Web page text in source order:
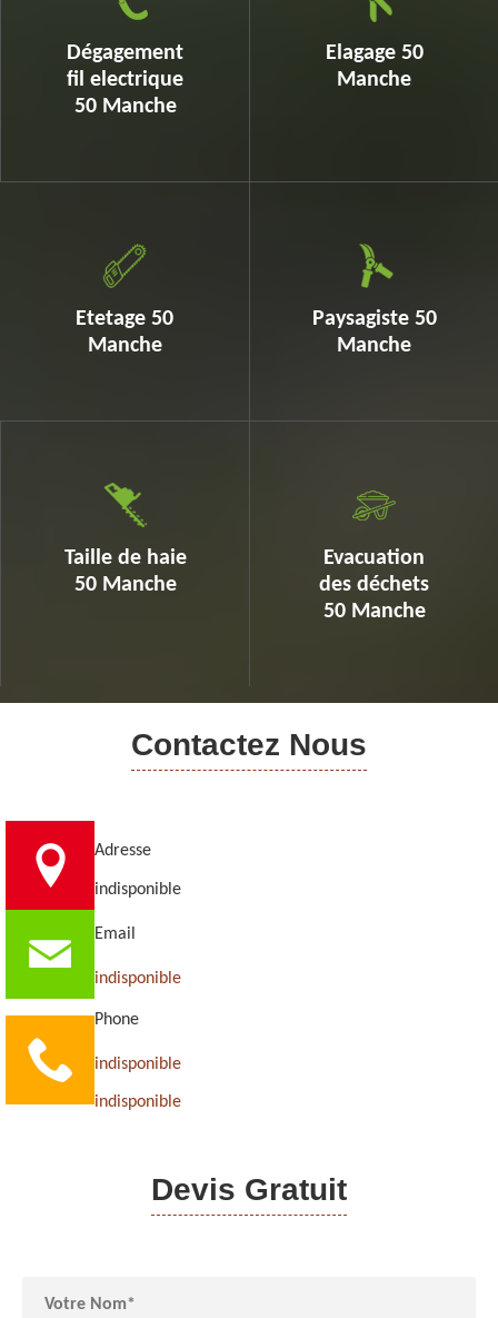
Dégagement
fil electrique
50 Manche
Elagage 50
Manche
Etetage 50
Manche
Paysagiste 50
Manche
Taille de haie
50 Manche
Evacuation
des déchets
50 Manche
Contactez Nous
Adresse
indisponible
Email
indisponible
Phone
indisponible
indisponible
Devis Gratuit